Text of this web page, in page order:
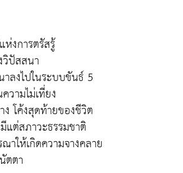
งการตรัสรู้
ปัสสนา
ลงไปในระบบขันธ์ 5
วามไม่เที่ยง
โค้งสุดท้ายของชีวิต
ต่สภาวะธรรมชาติ
าให้เกิดความจางคลาย
ตตา